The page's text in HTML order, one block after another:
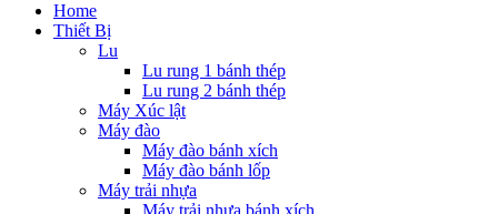
Home
Thiết Bị
Lu
Lu rung 1 bánh thép
Lu rung 2 bánh thép
Máy Xúc lật
Máy đào
Máy đào bánh xích
Máy đào bánh lốp
Máy trải nhựa